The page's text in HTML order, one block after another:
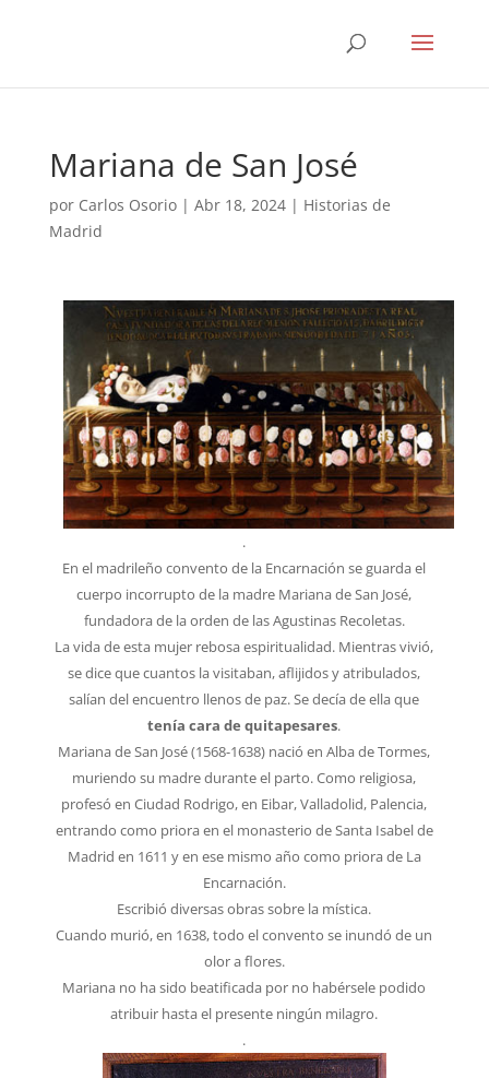
Mariana de San José
por Carlos Osorio| Abr 18, 2024| Historias de
Madrid
.
En el madrileño convento de la Encarnación se guarda el
cuerpo incorrupto de la madre Mariana de San José,
fundadora de la orden de las Agustinas Recoletas.
La vida de esta mujer rebosa espiritualidad. Mientras vivió,
se dice que cuantos la visitaban, aflijidos y atribulados,
salían del encuentro llenos de paz. Se decía de ella que
tenía cara de quitapesares.
Mariana de San José (1568-1638) nació en Alba de Tormes,
muriendo su madre durante el parto. Como religiosa,
profesó en Ciudad Rodrigo, en Eibar, Valladolid, Palencia,
entrando como priora en el monasterio de Santa Isabel de
Madrid en 1611 y en ese mismo año como priora de La
Encarnación.
Escribió diversas obras sobre la mística.
Cuando murió, en 1638, todo el convento se inundó de un
olor a flores.
Mariana no ha sido beatificada por no habérsele podido
atribuir hasta el presente ningún milagro.
.